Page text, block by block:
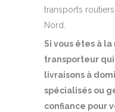
transports
Nord.
Si vous êtes à la
transporteur
livraisons à
spécialisés ou
confiance pour